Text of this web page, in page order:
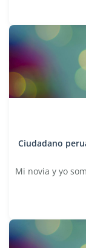
Ciudadano
Mi novia y yo